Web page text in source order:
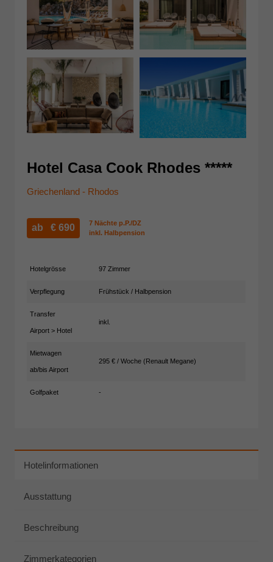
Hotel Casa Cook Rhodes *****
Griechenland - Rhodos
ab €690
7 Nächte p.P./DZ
inkl. Halbpension
Hotelgrösse 97 Zimmer
Verpflegung Frühstück / Halbpension
Transfer
Airport > Hotel
inkl.
Mietwagen
ab/bis Airport
295 € / Woche (Renault Megane)
Golfpaket -
Hotelinformationen
Ausstattung
Beschreibung
Zimmerkategorien